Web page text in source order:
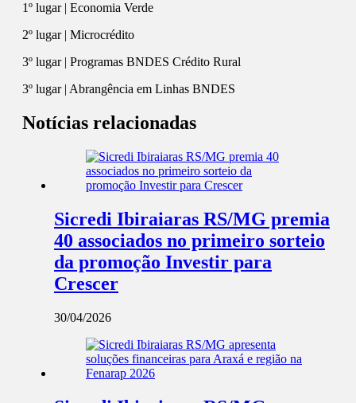
1º lugar | Economia Verde
2º lugar | Microcrédito
3º lugar | Programas BNDES Crédito Rural
3º lugar | Abrangência em Linhas BNDES
Notícias relacionadas
Sicredi Ibiraiaras RS/MG premia
40 associados no primeiro sorteio
da promoção Investir para
Crescer
30/04/2026